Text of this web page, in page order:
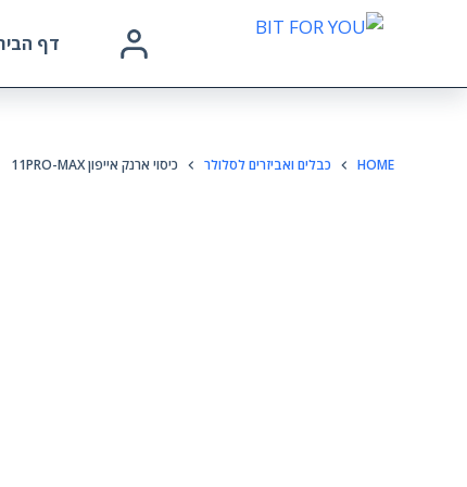
דף
HOME כבלים ואביזרים לסלולר כיסוי ארנק אייפון 11PRO-MAX